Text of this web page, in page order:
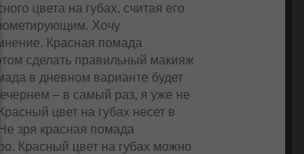
цвета на губах, считая его
Хочу
Красная помада
сделать правильный макияж
в дневном варианте будет
– в самый раз, я уже не
цвет на губах несет в
зря красная помада
Красный цвет на губах можно